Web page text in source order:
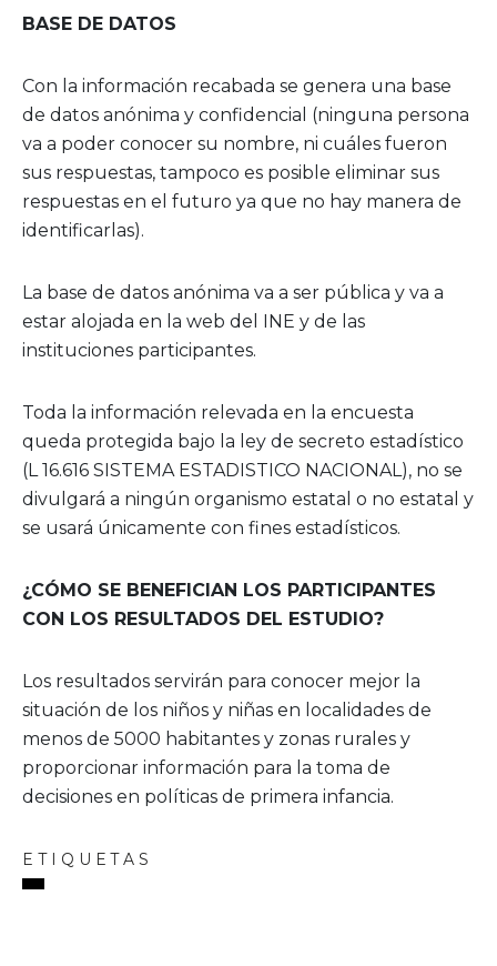
BASE DE DATOS
Con la información recabada se genera una base
de datos anónima y confidencial (ninguna persona
va a poder conocer su nombre, ni cuáles fueron
sus respuestas, tampoco es posible eliminar sus
respuestas en el futuro ya que no hay manera de
identificarlas).
La base de datos anónima va a ser pública y va a
estar alojada en la web del INE y de las
instituciones participantes.
Toda la información relevada en la encuesta
queda protegida bajo la ley de secreto estadístico
(L 16.616 SISTEMA ESTADISTICO NACIONAL), no se
divulgará a ningún organismo estatal o no estatal y
se usará únicamente con fines estadísticos.
¿CÓMO SE BENEFICIAN LOS PARTICIPANTES
CON LOS RESULTADOS DEL ESTUDIO?
Los resultados servirán para conocer mejor la
situación de los niños y niñas en localidades de
menos de 5000 habitantes y zonas rurales y
proporcionar información para la toma de
decisiones en políticas de primera infancia.
ETIQUETAS